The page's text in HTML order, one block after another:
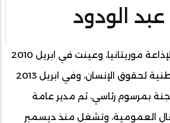
عبد الودود
مديرة عامة مساعدة لإذاعة موريتانيا، وعينت في ابريل 2010
أمينة عامة للجنة الوطنية لحقوق الإنسان، وفي ابريل 2013
بمرسوم رئاسي، ثم مدير عامة
العمومية، وتشغل منذ ديسمبر